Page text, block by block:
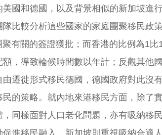
國和德國，以及背景相似的新加坡進行
比較分析這些國家的家庭團聚移民政
有關的簽證獲批；而香港的比例為1
，導致輪候時間數以年計；反觀其他
遷徙形式移民德國，德國政府對此沒
的策略。就內地來港移民方面，除了
同樣面對人口老化問題，亦有吸納移